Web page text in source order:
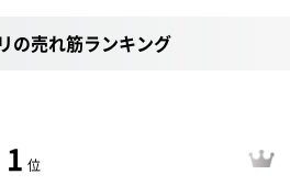
の売れ筋ランキング
1 位